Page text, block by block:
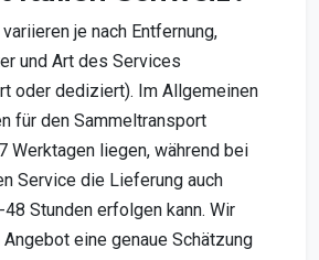
je nach Entfernung,
und Art des Services
oder dediziert). Im Allgemeinen
für den Sammeltransport
Werktagen liegen, während bei
Service die Lieferung auch
Stunden erfolgen kann. Wir
eine genaue Schätzung